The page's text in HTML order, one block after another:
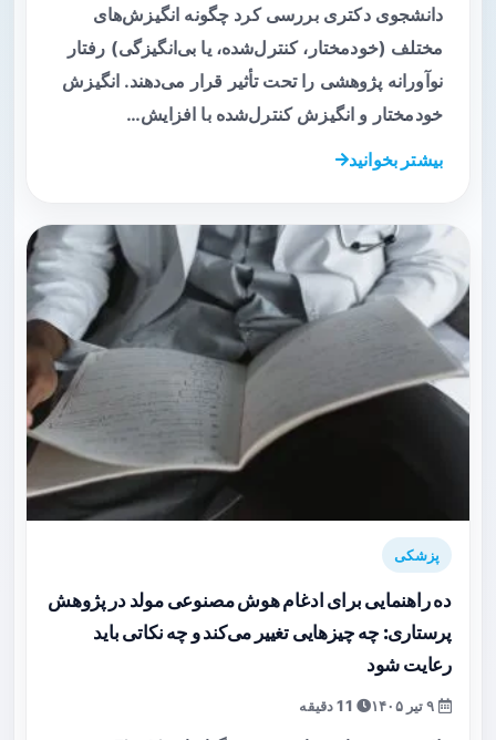
دانشجوی دکتری بررسی کرد چگونه انگیزش‌های
مختلف (خودمختار، کنترل‌شده، یا بی‌انگیزگی) رفتار
نوآورانه پژوهشی را تحت تأثیر قرار می‌دهند. انگیزش
خودمختار و انگیزش کنترل‌شده با افزایش…
بیشتر بخوانید
پزشکی
ده راهنمایی برای ادغام هوش مصنوعی مولد در پژوهش
پرستاری: چه چیزهایی تغییر می‌کند و چه نکاتی باید
رعایت شود